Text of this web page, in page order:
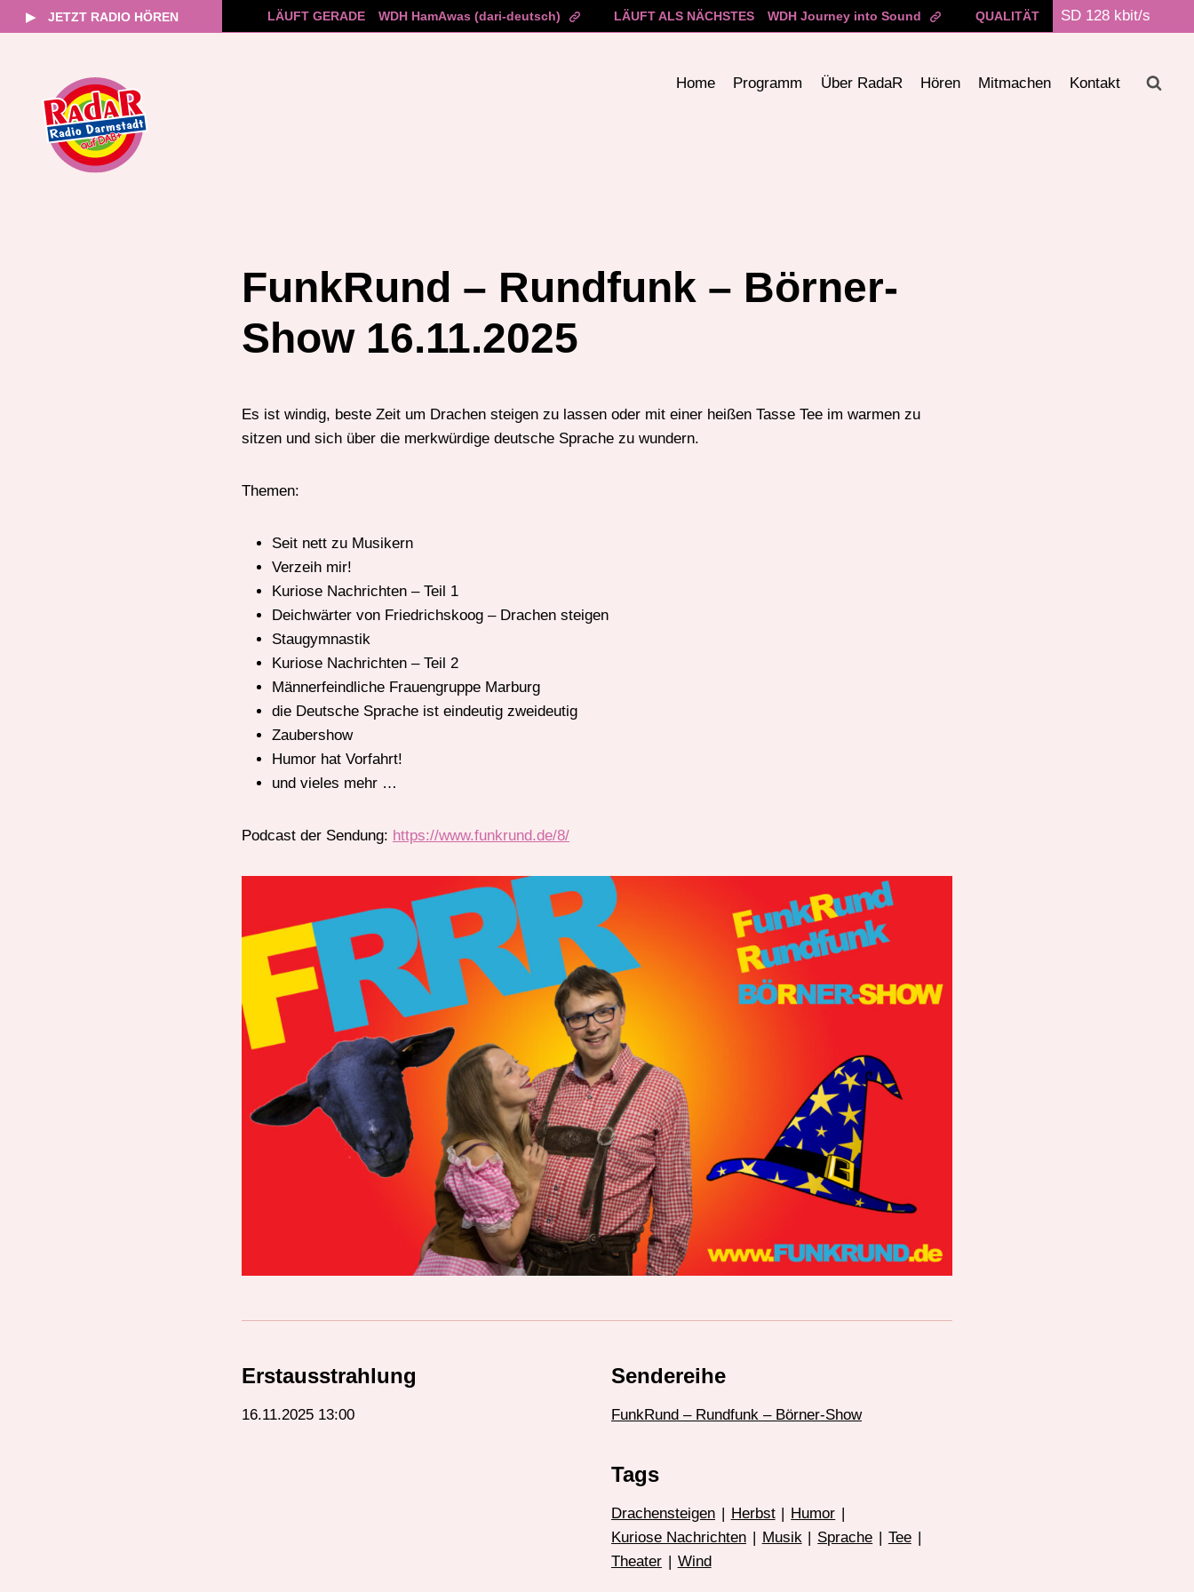
▶ JETZT RADIO HÖREN LÄUFT GERADE WDH HamAwas (dari-deutsch) LÄUFT ALS NÄCHSTES WDH Journey into Sound QUALITÄT
Home Programm Über RadaR Hören Mitmachen Kontakt
FunkRund – Rundfunk – Börner-
Show 16.11.2025
Es ist windig, beste Zeit um Drachen steigen zu lassen oder mit einer heißen Tasse Tee im warmen zu
sitzen und sich über die merkwürdige deutsche Sprache zu wundern.
Themen:
Seit nett zu Musikern
Verzeih mir!
Kuriose Nachrichten – Teil 1
Deichwärter von Friedrichskoog – Drachen steigen
Staugymnastik
Kuriose Nachrichten – Teil 2
Männerfeindliche Frauengruppe Marburg
die Deutsche Sprache ist eindeutig zweideutig
Zaubershow
Humor hat Vorfahrt!
und vieles mehr …
Podcast der Sendung: https://www.funkrund.de/8/
Erstausstrahlung
16.11.2025 13:00
Sendereihe
FunkRund – Rundfunk – Börner-Show
Tags
Drachensteigen Herbst Humor
Kuriose Nachrichten
Musik Sprache Tee
Theater
Wind